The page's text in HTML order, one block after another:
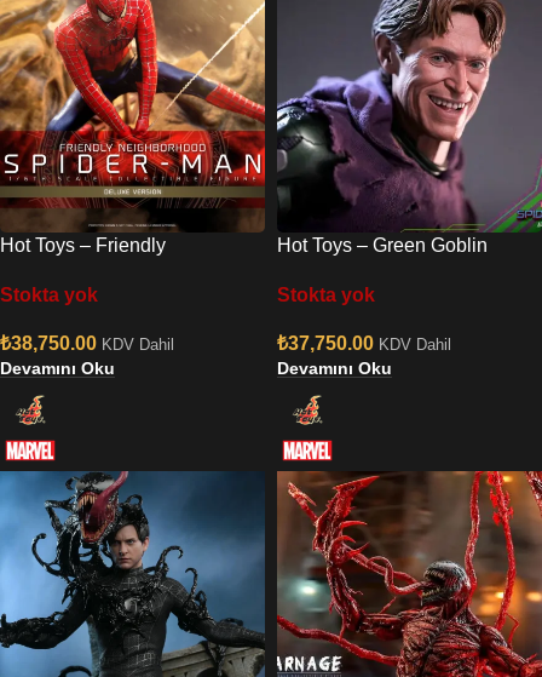
Hot Toys – Friendly
(Deluxe Version) Sixth Scale
Stokta yok
₺38,750.00 KDV Dahil
Devamını Oku
Hot Toys – Green Goblin
Figure
Stokta yok
₺37,750.00 KDV Dahil
Devamını Oku